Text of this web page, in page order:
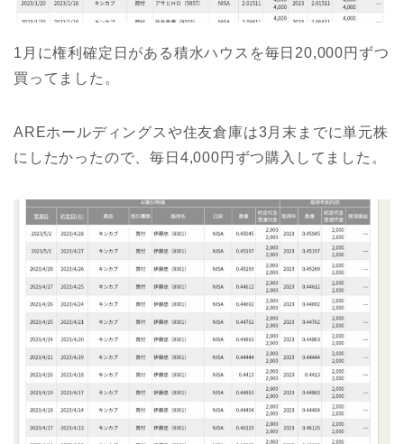
1月に権利確定日がある積水ハウスを毎日20,000円ずつ
買ってました。
AREホールディングスや住友倉庫は3月末までに単元株
にしたかったので、毎日4,000円ずつ購入してました。